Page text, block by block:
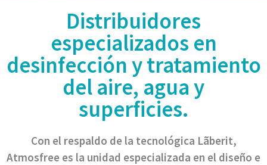
Distribuidores
especializados en
desinfección y tratamiento
del aire, agua y
superficies.
Con el respaldo de la tecnológica Lãberit,
Atmosfree es la unidad especializada en el diseño e